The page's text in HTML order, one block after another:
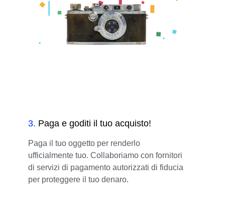
3. Paga e goditi il tuo acquisto!
Paga il tuo oggetto per renderlo
ufficialmente tuo. Collaboriamo con fornitori
di servizi di pagamento autorizzati di fiducia
per proteggere il tuo denaro.